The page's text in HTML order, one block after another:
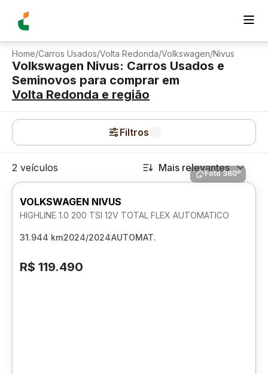
Home/Carros Usados/Volta Redonda/Volkswagen/Nivus
Volkswagen Nivus: Carros Usados e
Seminovos para comprar em
Volta Redonda e região
Filtros
2 veículos Mais relevantes
Foto 360º
VOLKSWAGEN NIVUS
HIGHLINE 1.0 200 TSI 12V TOTAL FLEX AUTOMATICO
31.944 km2024/2024AUTOMAT.
R$ 119.490